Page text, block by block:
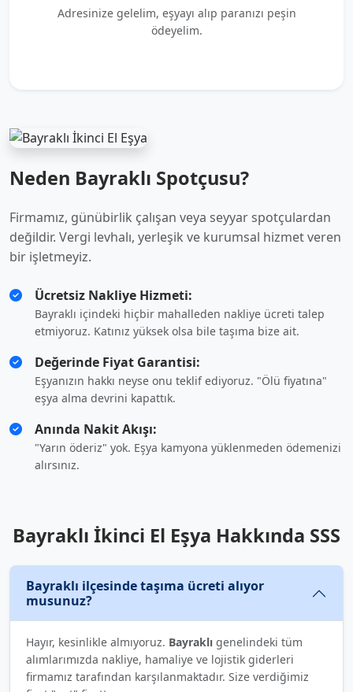
Adresinize gelelim, eşyayı alıp paranızı peşin
ödeyelim.
Neden Bayraklı Spotçusu?
Firmamız, günübirlik çalışan veya seyyar spotçulardan
değildir. Vergi levhalı, yerleşik ve kurumsal hizmet veren
bir işletmeyiz.
Ücretsiz Nakliye Hizmeti:
Bayraklı içindeki hiçbir mahalleden nakliye ücreti talep
etmiyoruz. Katınız yüksek olsa bile taşıma bize ait.
Değerinde Fiyat Garantisi:
Eşyanızın hakkı neyse onu teklif ediyoruz. "Ölü fiyatına"
eşya alma devrini kapattık.
Anında Nakit Akışı:
"Yarın öderiz" yok. Eşya kamyona yüklenmeden ödemenizi
alırsınız.
Bayraklı İkinci El Eşya Hakkında SSS
Bayraklı ilçesinde taşıma ücreti alıyor
musunuz?
Hayır, kesinlikle almıyoruz. Bayraklı genelindeki tüm
alımlarımızda nakliye, hamaliye ve lojistik giderleri
firmamız tarafından karşılanmaktadır. Size verdiğimiz